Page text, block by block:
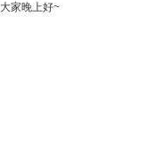
大家晚上好~